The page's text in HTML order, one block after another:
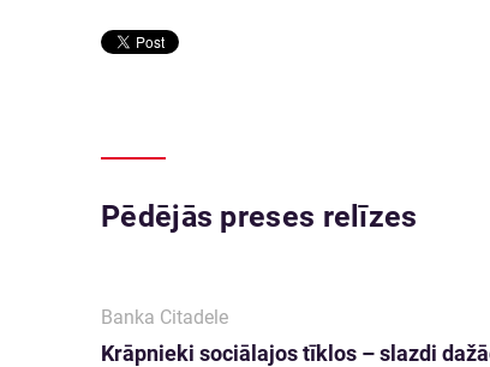
Pēdējās preses relīzes
Banka Citadele
Krāpnieki sociālajos tīklos – slazdi